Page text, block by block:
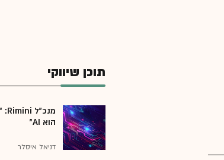
תוכן שיווקי
הוא AI"
דניאל איסלר